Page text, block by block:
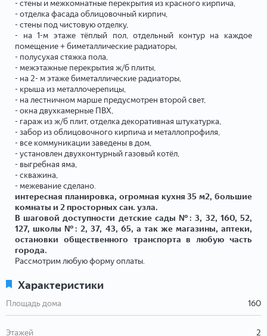
- стены и межкомнатные перекрытия из красного кирпича,
- отделка фасада облицовочный кирпич,
- стены под чистовую отделку,
- на 1-м этаже тёплый пол, отдельный контур на каждое
помещение + биметаллические радиаторы,
- полусухая стяжка пола,
- межэтажные перекрытия ж/б плиты,
- на 2- м этаже биметаллические радиаторы,
- крыша из металлочерепицы,
- на лестничном марше предусмотрен второй свет,
- окна двухкамерные ПВХ,
- гараж из ж/б плит, отделка декоративная штукатурка,
- забор из облицовочного кирпича и металлопрофиля,
- все коммуникации заведены в дом,
- установлен двухконтурный газовый котёл,
- выгребная яма,
- скважина,
- межевание сделано.
интересная планировка, огромная кухня 35 м2, большие
комнаты и 2 просторных сан. узла.
В шаговой доступности детские сады №: 3, 32, 160, 52,
127, школы №: 2, 37, 43, 65, а так же магазины, аптеки,
остановки общественного транспорта в любую часть
города.
Рассмотрим любую форму оплаты.
Характеристики
Площадь дома 160
Этажей 2